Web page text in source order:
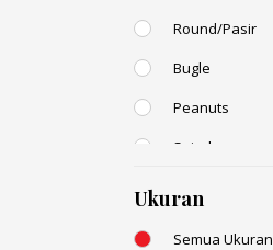
Round/Pasir
Bugle
Peanuts
Spiral
Ukuran
Semua Ukuran